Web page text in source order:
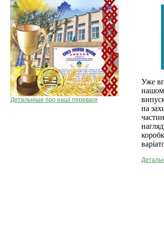
Детальніше про наші переваги
Уже
на